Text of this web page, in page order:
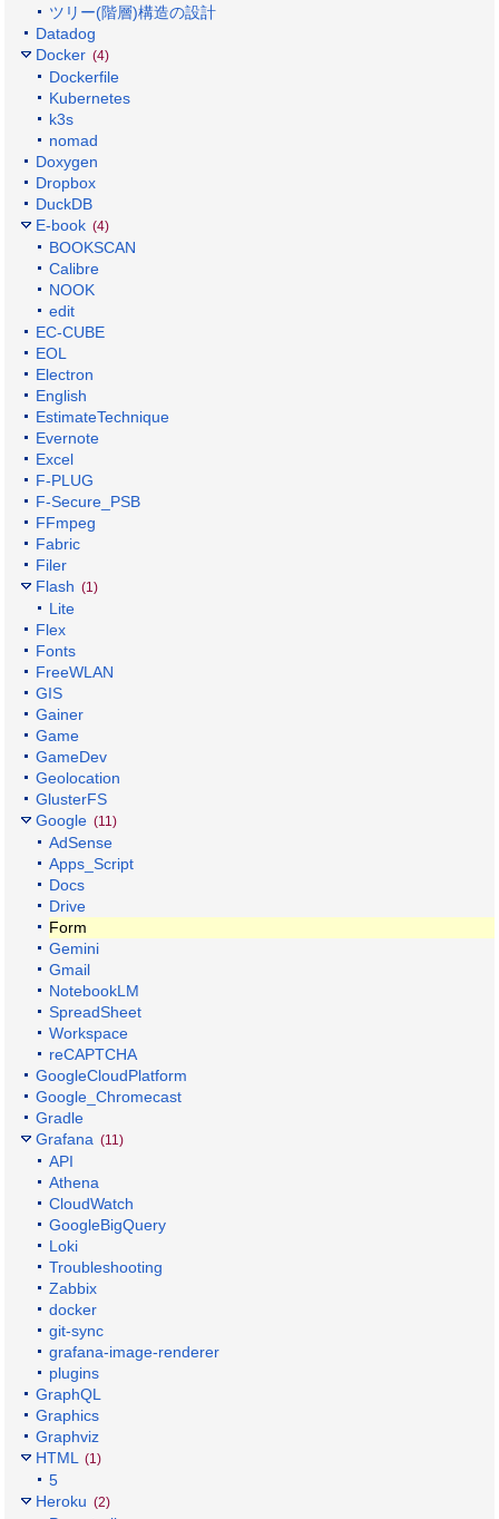
ツリー(階層)構造の設計
Datadog
Docker (4)
Dockerfile
Kubernetes
k3s
nomad
Doxygen
Dropbox
DuckDB
E-book (4)
BOOKSCAN
Calibre
NOOK
edit
EC-CUBE
EOL
Electron
English
EstimateTechnique
Evernote
Excel
F-PLUG
F-Secure_PSB
FFmpeg
Fabric
Filer
Flash (1)
Lite
Flex
Fonts
FreeWLAN
GIS
Gainer
Game
GameDev
Geolocation
GlusterFS
Google (11)
AdSense
Apps_Script
Docs
Drive
Form
Gemini
Gmail
NotebookLM
SpreadSheet
Workspace
reCAPTCHA
GoogleCloudPlatform
Google_Chromecast
Gradle
Grafana (11)
API
Athena
CloudWatch
GoogleBigQuery
Loki
Troubleshooting
Zabbix
docker
git-sync
grafana-image-renderer
plugins
GraphQL
Graphics
Graphviz
HTML
(1)
5
Heroku (2)